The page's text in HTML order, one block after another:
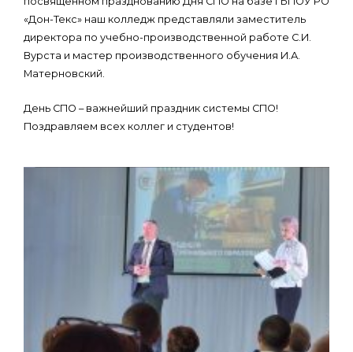
«Дон-Текс» наш колледж представляли заместитель
директора по учебно-производственной работе С.И.
Вурста и мастер производственного обучения И.А.
Матерновский.
День СПО – важнейший праздник системы СПО!
Поздравляем всех коллег и студентов!